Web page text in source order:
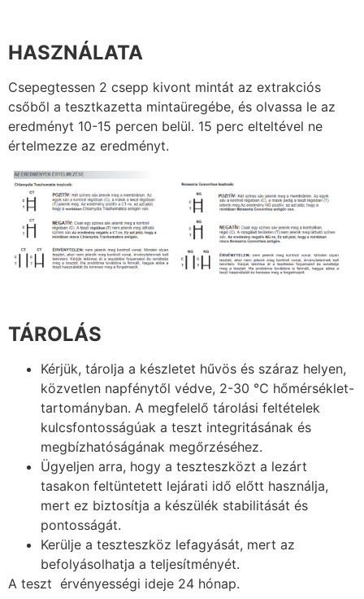
HASZNÁLATA
Csepegtessen 2 csepp kivont mintát az extrakciós
csőből a tesztkazetta mintaüregébe, és olvassa le az
eredményt 10-15 percen belül. 15 perc elteltével ne
értelmezze az eredményt.
TÁROLÁS
Kérjük, tárolja a készletet hűvös és száraz helyen,
közvetlen napfénytől védve, 2-30 ℃ hőmérséklet-
tartományban. A megfelelő tárolási feltételek
kulcsfontosságúak a teszt integritásának és
megbízhatóságának megőrzéséhez.
Ügyeljen arra, hogy a teszteszközt a lezárt
tasakon feltüntetett lejárati idő előtt használja,
mert ez biztosítja a készülék stabilitását és
pontosságát.
Kerülje a teszteszköz lefagyását, mert az
befolyásolhatja a teljesítményét.
A teszt érvényességi ideje 24 hónap.